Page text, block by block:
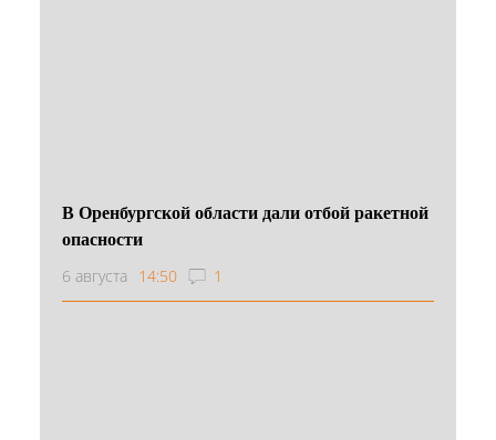
В Оренбургской области дали отбой ракетной
опасности
6 августа 14:50 1